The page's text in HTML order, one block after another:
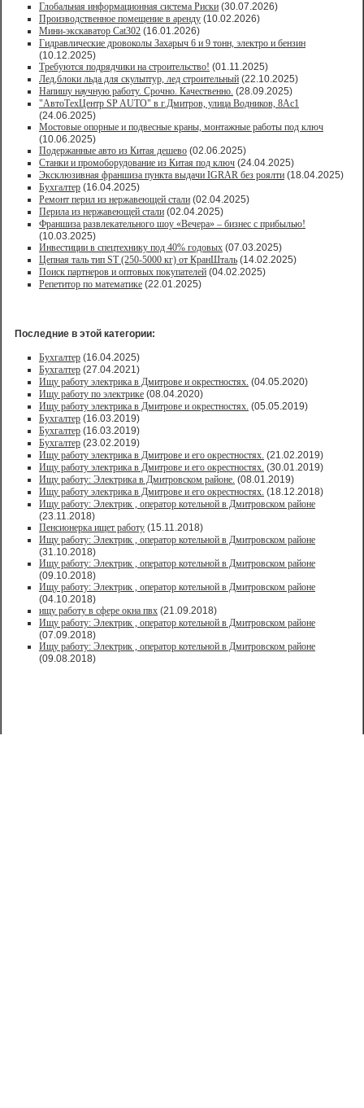
Глобальная информационная система Риски (30.07.2026)
Производственное помещение в аренду (10.02.2026)
Мини-экскаватор Cat302 (16.01.2026)
Гидравлические дровоколы Захарыч 6 и 9 тонн, электро и бензин
(10.12.2025)
Требуются подрядчики на строительство! (01.11.2025)
Лед,блоки льда для скульптур, лед строительный (22.10.2025)
Напишу научную работу. Срочно. Качественно. (28.09.2025)
"АвтоТехЦентр SP AUTO" в г.Дмитров, улица Водников, 8Ас1
(24.06.2025)
Мостовые опорные и подвесные краны, монтажные работы под ключ
(10.06.2025)
Подержанные авто из Китая дешево (02.06.2025)
Станки и промоборудование из Китая под ключ (24.04.2025)
Эксклюзивная франшиза пункта выдачи IGRAR без роялти (18.04.2025)
Бухгалтер (16.04.2025)
Ремонт перил из нержавеющей стали (02.04.2025)
Перила из нержавеющей стали (02.04.2025)
Франшиза развлекательного шоу «Вечера» – бизнес с прибылью!
(10.03.2025)
Инвестиции в спецтехнику под 40% годовых (07.03.2025)
Цепная таль тип ST (250-5000 кг) от КранШталь (14.02.2025)
Поиск партнеров и оптовых покупателей (04.02.2025)
Репетитор по математике (22.01.2025)
Последние в этой категории:
Бухгалтер (16.04.2025)
Бухгалтер (27.04.2021)
Ищу работу электрика в Дмитрове и окрестностях. (04.05.2020)
Ищу работу по электрике (08.04.2020)
Ищу работу электрика в Дмитрове и окрестностях. (05.05.2019)
Бухгалтер (16.03.2019)
Бухгалтер (16.03.2019)
Бухгалтер (23.02.2019)
Ищу работу электрика в Дмитрове и его окрестностях. (21.02.2019)
Ищу работу электрика в Дмитрове и его окрестностях. (30.01.2019)
Ищу работу: Электрика в Дмитровском районе. (08.01.2019)
Ищу работу электрика в Дмитрове и его окрестностях. (18.12.2018)
Ищу работу: Электрик , оператор котельной в Дмитровском районе
(23.11.2018)
Пенсионерка ищет работу (15.11.2018)
Ищу работу: Электрик , оператор котельной в Дмитровском районе
(31.10.2018)
Ищу работу: Электрик , оператор котельной в Дмитровском районе
(09.10.2018)
Ищу работу: Электрик , оператор котельной в Дмитровском районе
(04.10.2018)
ищу работу в сфере окна пвх (21.09.2018)
Ищу работу: Электрик , оператор котельной в Дмитровском районе
(07.09.2018)
Ищу работу: Электрик , оператор котельной в Дмитровском районе
(09.08.2018)